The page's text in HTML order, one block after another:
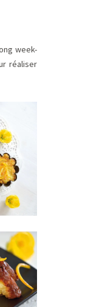
week-
réaliser